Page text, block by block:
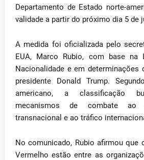
Departamento de Estado norte-
validade a partir do próximo dia 5 de
A medida foi oficializada pelo
EUA, Marco Rubio, com base na
Nacionalidade e em determinações
presidente Donald Trump.
americano, a classificação
mecanismos de combate ao
transnacional e ao tráfico
No comunicado, Rubio afirmou que
Vermelho estão entre as